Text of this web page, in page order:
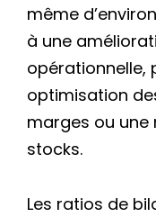
même
à une
opérationnelle,
optimisation
marges ou une
stocks.
Les ratios de